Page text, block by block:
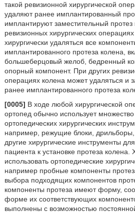
такой ревизионной хирургической
удаляют ранее имплантированный
имплантируют заместительный
ревизионных хирургических
хирургически удаляться все
имплантированного протеза колена,
большеберцовый желоб, бедренный
опорный компонент. При других
операциях колена может удаляться и
ранее имплантированного протеза
[0005] В ходе любой хирургической
ортопед обычно использует
ортопедических хирургических
например, режущие блоки,
другие хирургические инструменты
пациента к установке протеза колена.
использовать ортопедические
например пробные компоненты
выбора подходящих компонентов
компоненты протеза имеют форму,
форме их соответствующих
выполнены с возможностью